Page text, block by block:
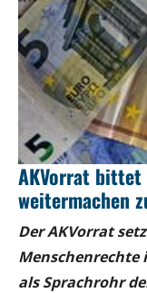
AKVorrat bittet
weitermachen
Der AKVorrat
als Sprachrohr